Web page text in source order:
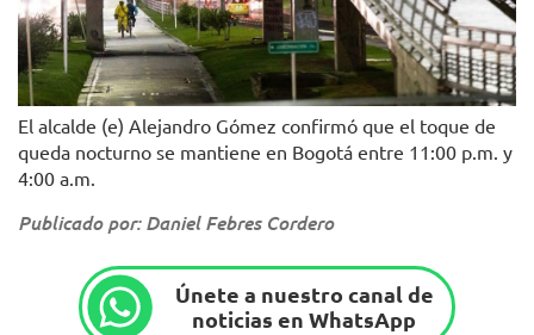
El alcalde (e) Alejandro Gómez confirmó que el toque de
queda nocturno se mantiene en Bogotá entre 11:00 p.m. y
4:00 a.m.
Publicado por: Daniel Febres Cordero
Únete a nuestro canal de
noticias en WhatsApp